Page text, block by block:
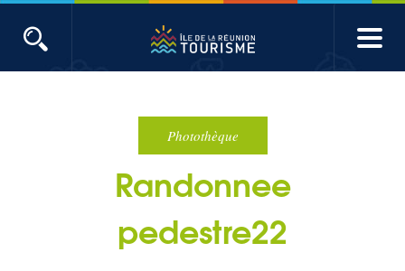
navigation
ACTUALITÉS
Produits touristiques
Etudes et indicateurs
Photothèque
Randonnee
pedestre22